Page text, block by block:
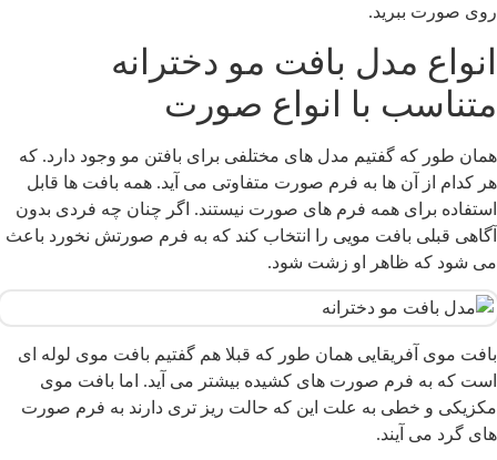
صورت ببرید.
مدل بافت مو دخترانه
با انواع صورت
طور که گفتیم مدل های مختلفی برای بافتن مو وجود دارد. که
کدام از آن ها به فرم صورت متفاوتی می آید. همه بافت ها قابل
برای همه فرم‌ های صورت نیستند. اگر چنان چه فردی بدون
قبلی بافت مویی را انتخاب کند که به فرم صورتش نخورد باعث
شود که ظاهر‌ او زشت شود.
موی آفریقایی همان طور که قبلا هم گفتیم بافت‌ موی لوله‌ ای
که به فرم صورت های کشیده بیشتر می آید. اما بافت موی
و خطی به علت این که حالت ریز تری دارند به فرم صورت
گرد می آیند.